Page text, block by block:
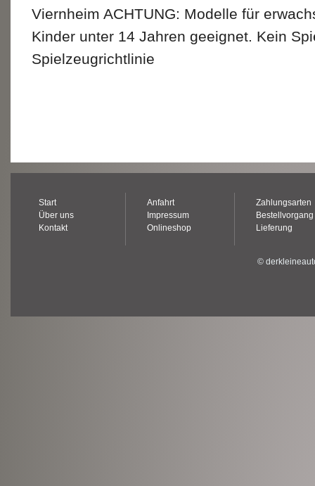
Viernheim ACHTUNG: Modelle für
Kinder unter 14 Jahren geeignet. Kein
Spielzeugrichtlinie
Start
Über uns
Kontakt
Anfahrt
Impressum
Onlineshop
Zahlungsarten
Bestellvorgang
Lieferung
©